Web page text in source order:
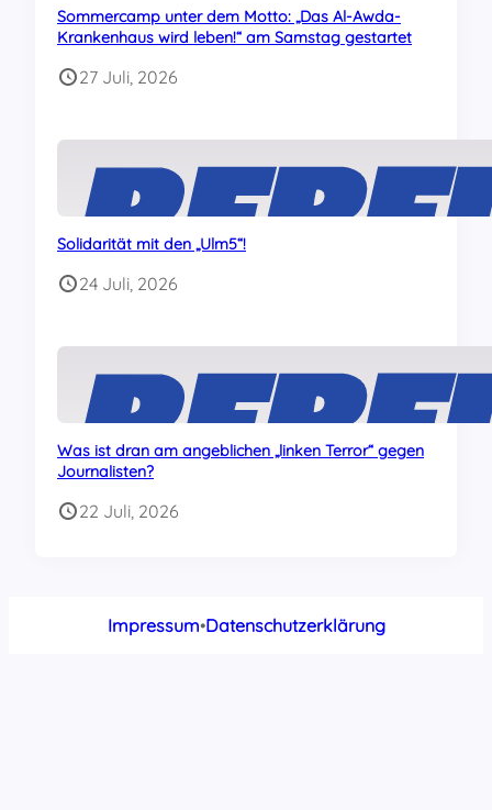
Sommercamp unter dem Motto: „Das Al-Awda-
Krankenhaus wird leben!“ am Samstag gestartet
27 Juli, 2026
Solidarität mit den „Ulm5“!
24 Juli, 2026
Was ist dran am angeblichen „linken Terror“ gegen
Journalisten?
22 Juli, 2026
Impressum•Datenschutzerklärung